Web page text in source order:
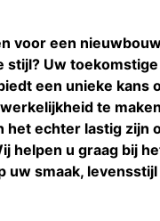
voor een
stijl? Uw
een unieke kans
te
het echter lastig zijn
helpen u graag bij
uw smaak,